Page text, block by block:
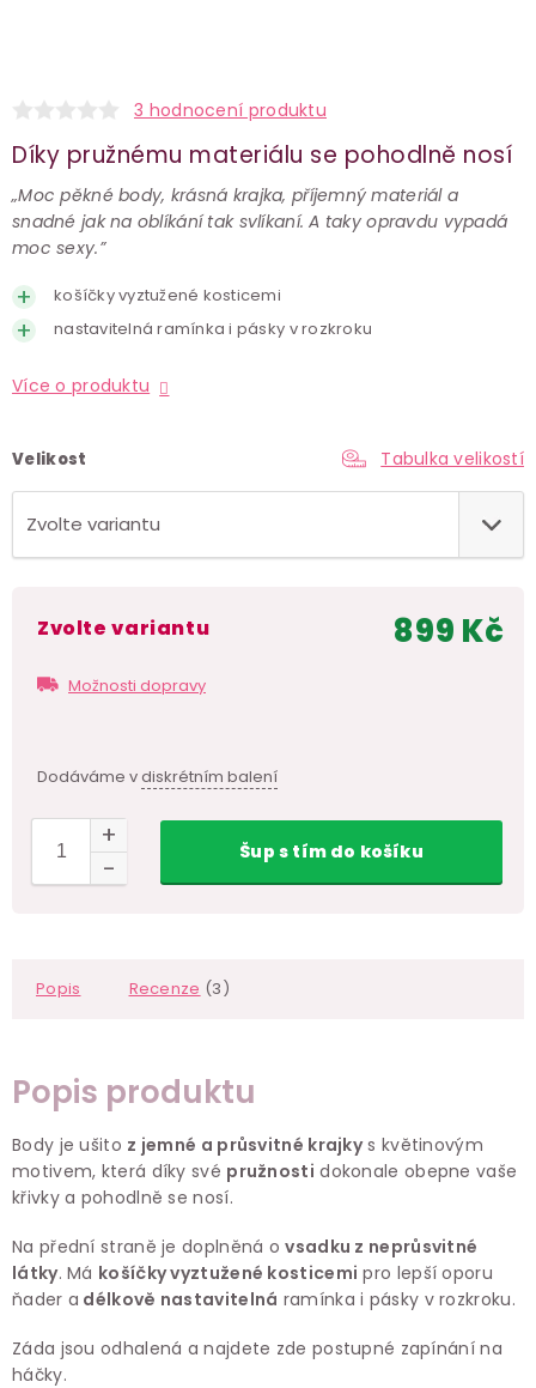
3 hodnocení produktu
Díky pružnému materiálu se pohodlně nosí
„Moc pěkné body, krásná krajka, příjemný materiál a
snadné jak na oblíkání tak svlíkaní. A taky opravdu vypadá
moc sexy.”
košíčky vyztužené kosticemi
nastavitelná ramínka i pásky v rozkroku
Více o produktu
Velikost Tabulka velikostí
Zvolte variantu
Možnosti dopravy
Dodáváme vdiskrétním balení
899 Kč
Šups tímdo košíku
Popis Recenze (3)
Popis produktu
Body je ušito z jemné a průsvitné krajkys květinovým
motivem, která díky své pružnosti dokonale obepne vaše
křivky a pohodlně se nosí.
Na přední straně je doplněná ovsadku z neprůsvitné
látky. Má košíčky vyztužené kosticemi pro lepší oporu
ňader a délkově nastavitelná ramínka i pásky v rozkroku.
Záda jsou odhalená a najdete zde postupné zapínání na
háčky.